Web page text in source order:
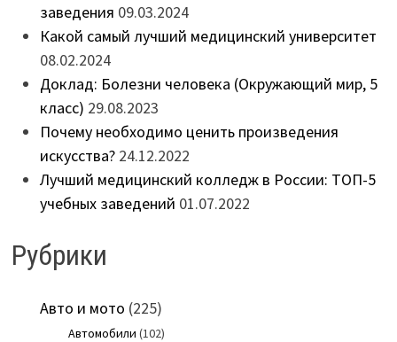
заведения 09.03.2024
Какой самый лучший медицинский университет
08.02.2024
Доклад: Болезни человека (Окружающий мир, 5
класс) 29.08.2023
Почему необходимо ценить произведения
искусства? 24.12.2022
Лучший медицинский колледж в России: ТОП-5
учебных заведений 01.07.2022
Рубрики
Авто и мото (225)
Автомобили (102)